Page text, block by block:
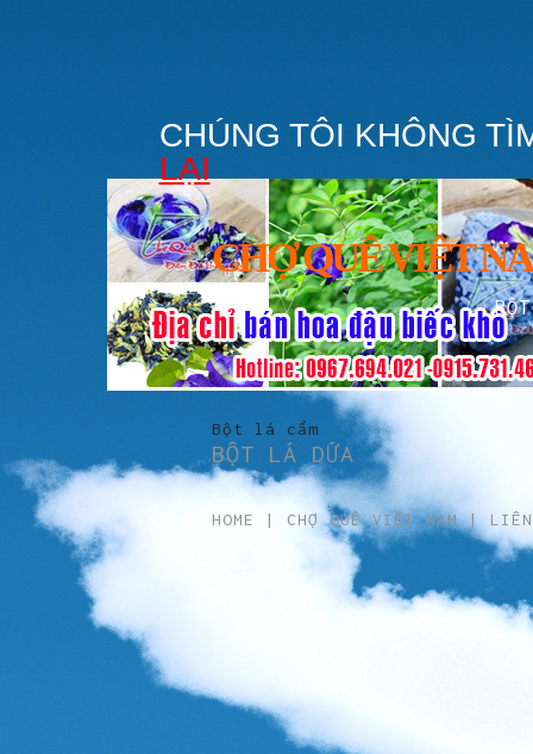
CHÚNG TÔI KHÔNG
LẠI
CHỢ QUÊ VIỆT
Bột lá cẩm
BỘT LÁ DỨA
HOME | CHỢ QUÊ VIỆT NAM|